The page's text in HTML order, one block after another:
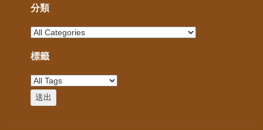
分類
標籤